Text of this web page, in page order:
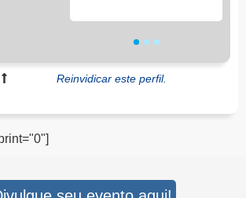
Reinvidicar este perfil.